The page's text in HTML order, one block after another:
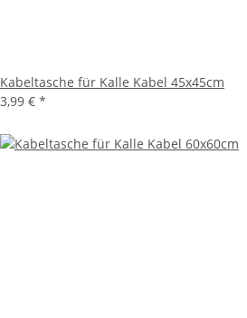
Kabeltasche für Kalle Kabel 45x45cm
3,99 € *